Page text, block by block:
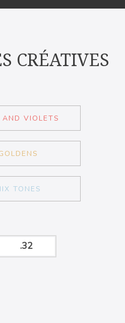
CRÉATIVES
AND VIOLETS
TONES
.32